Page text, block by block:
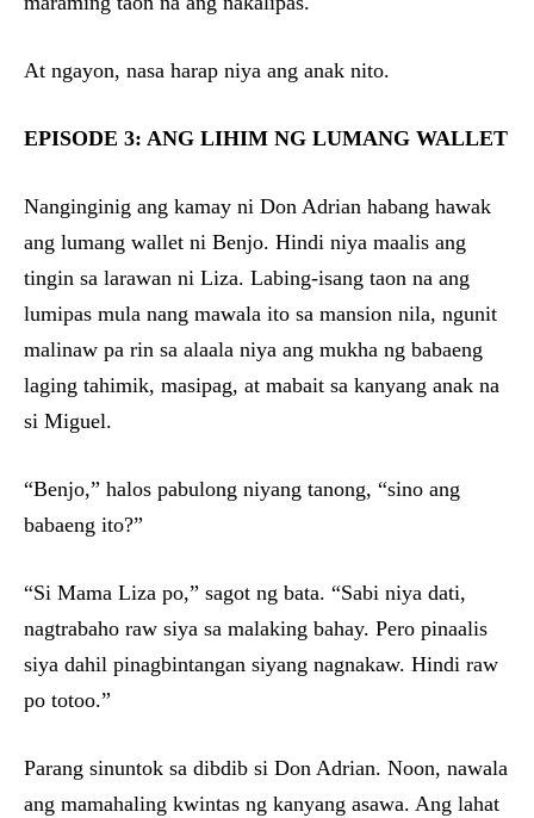
At ngayon, nasa harap niya ang anak nito.
EPISODE 3: ANG LIHIM NG LUMANG WALLET
Nanginginig ang kamay ni Don Adrian habang hawak
ang lumang wallet ni Benjo. Hindi niya maalis ang
tingin sa larawan ni Liza. Labing-isang taon na ang
lumipas mula nang mawala ito sa mansion nila, ngunit
malinaw pa rin sa alaala niya ang mukha ng babaeng
laging tahimik, masipag, at mabait sa kanyang anak na
si Miguel.
“Benjo,” halos pabulong niyang tanong, “sino ang
babaeng ito?”
“Si Mama Liza po,” sagot ng bata. “Sabi niya dati,
nagtrabaho raw siya sa malaking bahay. Pero pinaalis
siya dahil pinagbintangan siyang nagnakaw. Hindi raw
po totoo.”
Parang sinuntok sa dibdib si Don Adrian. Noon, nawala
ang mamahaling kwintas ng kanyang asawa. Ang lahat